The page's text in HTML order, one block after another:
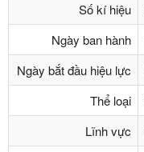
Số kí hiệu
Ngày ban hành
Ngày bắt đầu hiệu lực
Thể loại
Lĩnh vực